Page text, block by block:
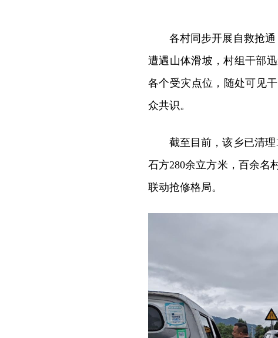
各村同步开展自救抢
遭遇山体滑坡，村组干部
各个受灾点位，随处可见
众共识。
截至目前，该乡已清
石方280余立方米，百余名
联动抢修格局。